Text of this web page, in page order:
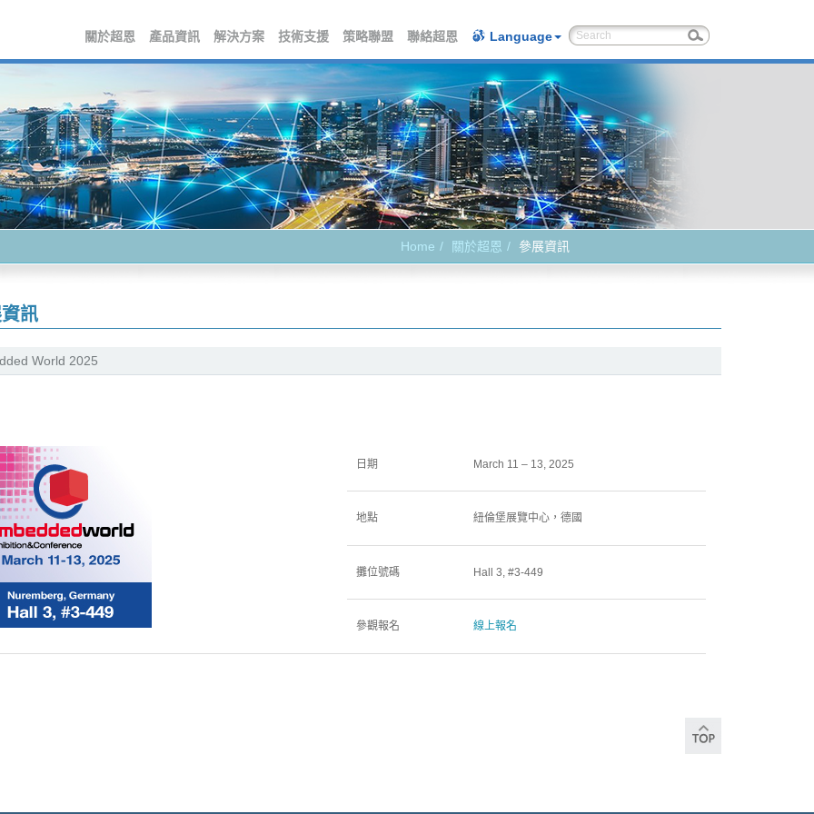
關於超恩 產品資訊 解決方案 技術支援 策略聯盟 聯絡超恩 Language
Home 關於超恩 參展資訊
訊
World 2025
日期 March 11 – 13, 2025
地點 紐倫堡展覽中心，德國
攤位號碼 Hall 3, #3-449
參觀報名 線上報名